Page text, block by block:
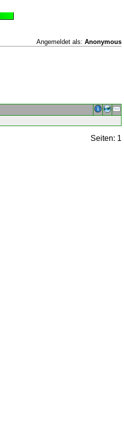
Angemeldet als: Anonymous
Seiten: 1